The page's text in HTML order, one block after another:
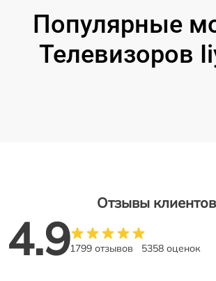
Популярные
Телевизоров
Отзывы клиентов
4.91799 отзывов 5358 оценок